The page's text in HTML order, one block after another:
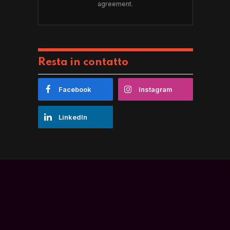
agreement.
Resta in contatto
Facebook Instagram
LinkedIn